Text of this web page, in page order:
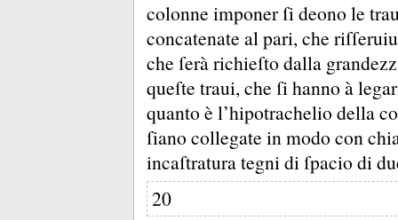
colonne imponer ſi deono le
concatenate al pari, che
che ſerà richieſto dalla
queſte traui, che ſi hanno à
quanto è l’hipotrachelio della
ſiano collegate in modo con
incaſtratura tegni di ſpacio di
20